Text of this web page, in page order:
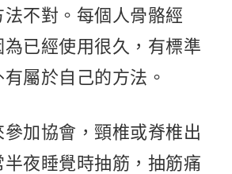
不對。每個人骨骼經
已經使用很久，有標準
屬於自己的方法。
加協會，頸椎或脊椎出
半夜睡覺時抽筋，抽筋痛